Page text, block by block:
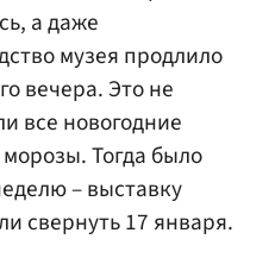
а даже
музея продлило
вечера. Это не
все новогодние
Тогда было
– выставку
свернуть 17 января.